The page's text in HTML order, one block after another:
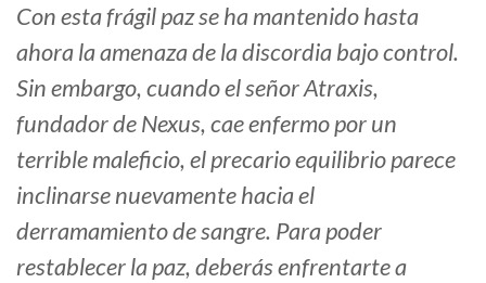
Con esta frágil paz se ha mantenido hasta
ahora la amenaza de la discordia bajo control.
Sin embargo, cuando el señor Atraxis,
fundador de Nexus, cae enfermo por un
terrible maleficio, el precario equilibrio parece
inclinarse nuevamente hacia el
derramamiento de sangre. Para poder
restablecer la paz, deberás enfrentarte a